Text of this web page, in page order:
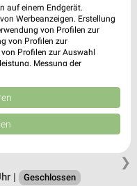
| Geschlossen
❯
|
Geschlossen
auf einem Endgerät.
Werbeanzeigen. Erstellung
von Profilen zur
von Profilen zur
Profilen zur Auswahl
Messung der
Quellen. Entwicklung und
Daten zur Auswahl
weitergegeben und in die